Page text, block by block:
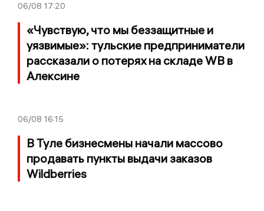
06/08 17:20
«Чувствую, что мы беззащитные и
уязвимые»: тульские предприниматели
рассказали о потерях на складе WB в
Алексине
06/08 16:15
В Туле бизнесмены начали массово
продавать пункты выдачи заказов
Wildberries